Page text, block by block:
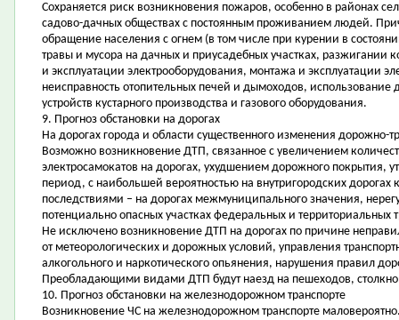
Сохраняется риск возникновения пожаров, особенно в районах
садово-дачных обществах с постоянным проживанием людей.
обращение населения с огнем (в том числе при курении в
травы и мусора на дачных и приусадебных участках, разжигании
и эксплуатации электрооборудования, монтажа и эксплуатации
неисправность отопительных печей и дымоходов,
устройств кустарного производства и газового оборудования.
9. Прогноз обстановки на дорогах
На дорогах города и области существенного изменения дорожно-
Возможно возникновение ДТП, связанное с увеличением
электросамокатов на дорогах, ухудшением дорожного покрытия,
период, с наибольшей вероятностью на внутригородских
последствиями – на дорогах межмуниципального значения,
потенциально опасных участках федеральных и территориальных
Не исключено возникновение ДТП на дорогах по причине
от метеорологических и дорожных условий, управления
алкогольного и наркотического опьянения, нарушения правил
Преобладающими видами ДТП будут наезд на пешеходов,
10. Прогноз обстановки на железнодорожном транспорте
Возникновение ЧС на железнодорожном транспорте